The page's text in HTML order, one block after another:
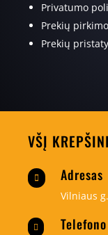
Privatumo
Prekių
Prekių
VŠĮ
 Adresas
Vilniaus
